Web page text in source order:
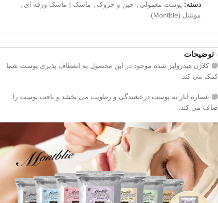
دسته: پوست معمولی چین و چروک ماسک | ماسک ورقه ای
مونتبل (Montble)
توضیحات
🟣 کلاژن هیدرولیز شده موجود در این محصول به انعطاف پذیری پوست شما
کمک می کند.
🟣 عصاره انار به پوست درخشندگی و رطوبت می بخشد و بافت پوست را
صاف می کند.